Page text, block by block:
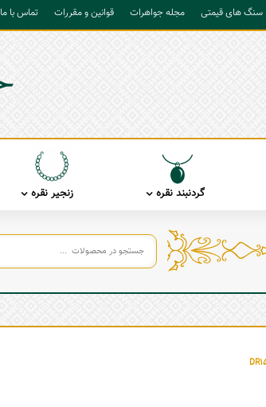
سنگ های قیمتی مجله جواهرات قوانین و مقررات تماس با ما
گردنبند نقره زنجیر نقره